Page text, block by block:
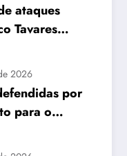
ataques
Tavares
2026
por
para o
de